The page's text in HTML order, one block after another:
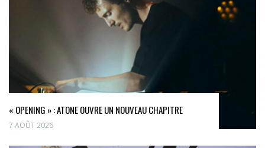
« OPENING » : ATONE OUVRE UN NOUVEAU CHAPITRE
7 AOÛT 2026